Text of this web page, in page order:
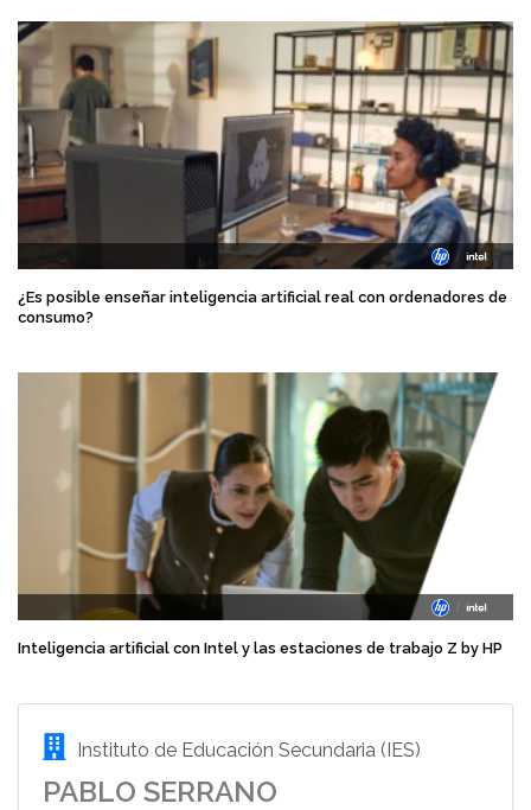
¿Es posible enseñar inteligencia artificial real con ordenadores de
consumo?
Inteligencia artificial con Intel y las estaciones de trabajo Z by HP
Instituto de Educación Secundaria (IES)
PABLO SERRANO